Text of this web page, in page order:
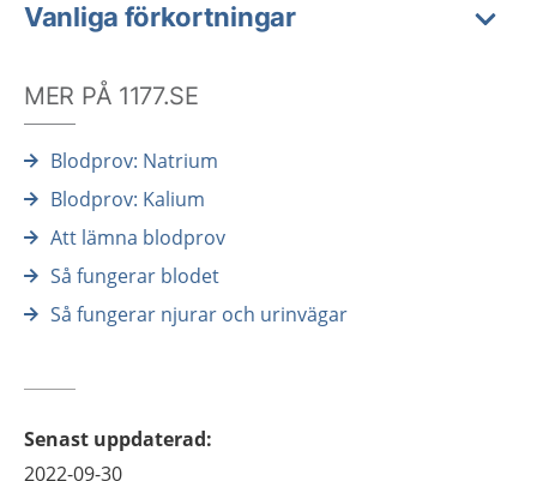
Vanliga förkortningar
MER PÅ 1177.SE
Blodprov: Natrium
Blodprov: Kalium
Att lämna blodprov
Så fungerar blodet
Så fungerar njurar och urinvägar
Senast uppdaterad:
2022-09-30